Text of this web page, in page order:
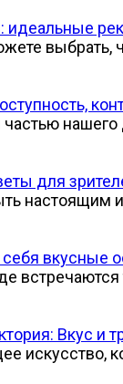
идеальные
выбрать,
нашего
для
настоящим
вкусные
встречаются
Вкус и
искусство,